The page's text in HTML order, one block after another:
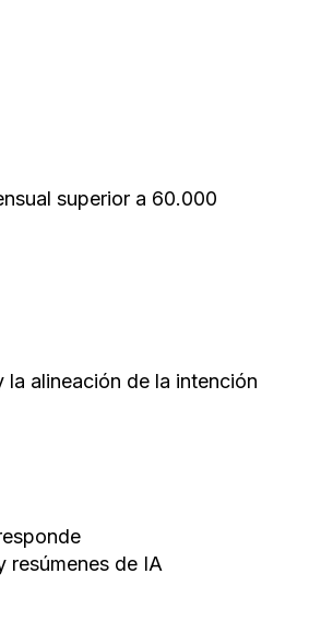
superior a 60.000
alineación de la intención
resúmenes de IA